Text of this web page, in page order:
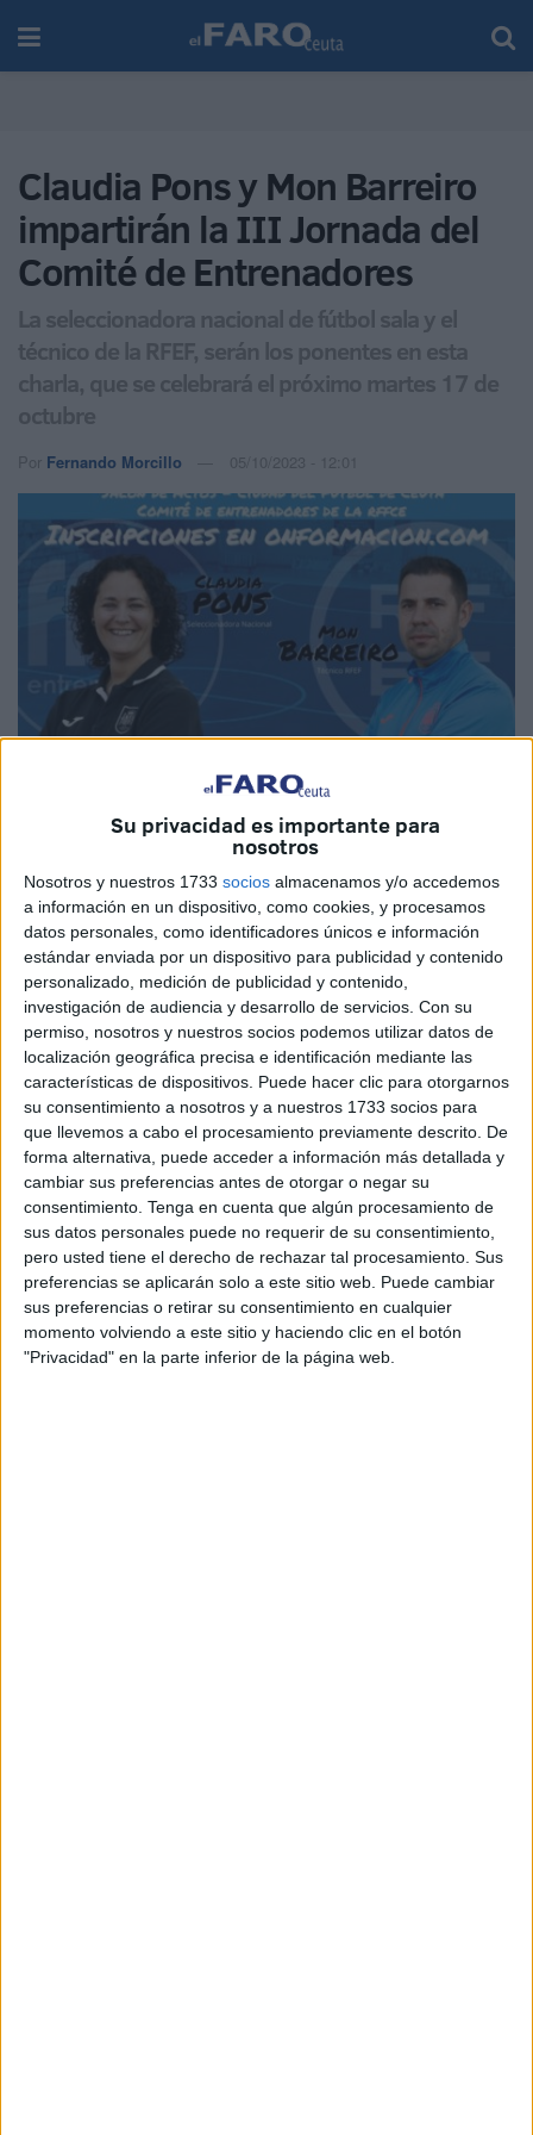
Su privacidad es importante para
nosotros
Nosotros y nuestros 1733 socios almacenamos y/o accedemos
a información en un dispositivo, como cookies, y procesamos
datos personales, como identificadores únicos e información
estándar enviada por un dispositivo para publicidad y contenido
personalizado, medición de publicidad y contenido,
investigación de audiencia y desarrollo de servicios. Con su
permiso, nosotros y nuestros socios podemos utilizar datos de
localización geográfica precisa e identificación mediante las
características de dispositivos. Puede hacer clic para otorgarnos
su consentimiento a nosotros y a nuestros 1733 socios para
que llevemos a cabo el procesamiento previamente descrito. De
forma alternativa, puede acceder a información más detallada y
cambiar sus preferencias antes de otorgar o negar su
consentimiento. Tenga en cuenta que algún procesamiento de
sus datos personales puede no requerir de su consentimiento,
pero usted tiene el derecho de rechazar tal procesamiento. Sus
preferencias se aplicarán solo a este sitio web. Puede cambiar
sus preferencias o retirar su consentimiento en cualquier
momento volviendo a este sitio y haciendo clic en el botón
"Privacidad" en la parte inferior de la página web.
Claudia Pons y Mon Barreiro
impartirán la III Jornada del
Comité de Entrenadores
La seleccionadora nacional de fútbol sala y el
técnico de la RFEF, serán los ponentes en esta
charla, que se celebrará el próximo martes 17 de
octubre
Por Fernando Morcillo 05/10/2023 - 12:01
La RealFederacióndeFútbolde Ceuta sigue en su
curso con la jornada de actualización delComité de
Entrenadores. Para esta tercera jornada, la máxima
entidad del fútbolceutí traerá a dos protagonistas con
gran renombre en el mundo del fútbol: Claudia Pons y Mon
Barreiro, son los que impartirán las charlas.
Claudia Pons, seleccionadora nacional absoluta de fútbol
sala, y Mon Barreiro, técnico de la RFEF en las distintas
selecciones nacionales, componen el cartel de la III
Jornada de Actualización RFEF-UEFA 2023 que organiza
el Comité de Entrenadores. Las inscripciones ya están
disponibles a través de la web onformación.rfef.es